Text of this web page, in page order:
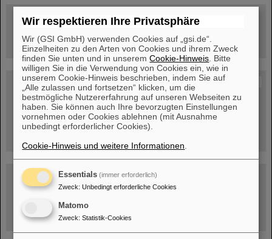
Besichtigung von GSI/FAIR –
jetzt Termin buchen!
Blog Beam On
Menschen...hinter GSI und FAIR.
Umgang mit den Auswirkungen des Kriegs in der Ukraine
Wir respektieren Ihre Privatsphäre
Wir (GSI GmbH) verwenden Cookies auf „gsi.de“.
Einzelheiten zu den Arten von Cookies und ihrem Zweck
finden Sie unten und in unseremCookie-Hinweis . Bitte
willigen Sie in die Verwendung von Cookies ein, wie in
unserem Cookie-Hinweis beschrieben, indem Sie auf
„Alle zulassen und fortsetzen“ klicken, um die
bestmögliche Nutzererfahrung auf unseren Webseiten zu
haben. Sie können auch Ihre bevorzugten Einstellungen
vornehmen oder Cookies ablehnen (mit Ausnahme
unbedingt erforderlicher Cookies).
Cookie-Hinweis und weitere Informationen
Essentials (immer erforderlich)
Zweck: Unbedingt erforderliche Cookies
Matomo
Zweck: Statistik-Cookies